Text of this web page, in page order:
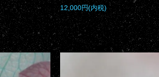
12,000円(内税)